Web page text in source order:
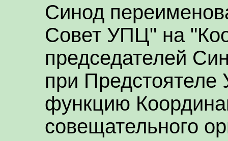
Синод
Совет УПЦ" на
председателей
при
функцию
совещательного